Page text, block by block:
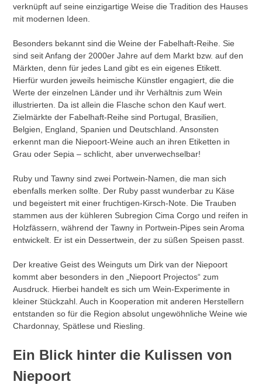
verknüpft auf seine einzigartige Weise die Tradition des Hauses
mit modernen Ideen.
Besonders bekannt sind die Weine der Fabelhaft-Reihe. Sie
sind seit Anfang der 2000er Jahre auf dem Markt bzw. auf den
Märkten, denn für jedes Land gibt es ein eigenes Etikett.
Hierfür wurden jeweils heimische Künstler engagiert, die die
Werte der einzelnen Länder und ihr Verhältnis zum Wein
illustrierten. Da ist allein die Flasche schon den Kauf wert.
Zielmärkte der Fabelhaft-Reihe sind Portugal, Brasilien,
Belgien, England, Spanien und Deutschland. Ansonsten
erkennt man die Niepoort-Weine auch an ihren Etiketten in
Grau oder Sepia – schlicht, aber unverwechselbar!
Ruby und Tawny sind zwei Portwein-Namen, die man sich
ebenfalls merken sollte. Der Ruby passt wunderbar zu Käse
und begeistert mit einer fruchtigen-Kirsch-Note. Die Trauben
stammen aus der kühleren Subregion Cima Corgo und reifen in
Holzfässern, während der Tawny in Portwein-Pipes sein Aroma
entwickelt. Er ist ein Dessertwein, der zu süßen Speisen passt.
Der kreative Geist des Weinguts um Dirk van der Niepoort
kommt aber besonders in den „Niepoort Projectos“ zum
Ausdruck. Hierbei handelt es sich um Wein-Experimente in
kleiner Stückzahl. Auch in Kooperation mit anderen Herstellern
entstanden so für die Region absolut ungewöhnliche Weine wie
Chardonnay, Spätlese und Riesling.
Ein Blick hinter die Kulissen von
Niepoort